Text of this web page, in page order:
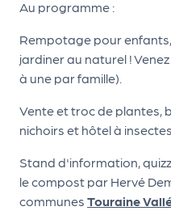
Au programme :
Rempotage pour
jardiner au naturel !
à une par famille).
Vente et troc de plantes,
nichoirs et hôtel à insectes.
Stand d'information,
le compost par Hervé
communes Touraine
e
le
PR
O
G!
N
os
se